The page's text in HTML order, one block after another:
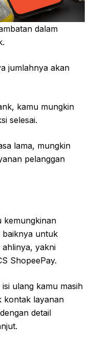
dalam
jumlahnya akan
kamu mungkin
selesai.
lama, mungkin
pelanggan
kemungkinan
baiknya untuk
yakni
ShopeePay.
ulang kamu masih
kontak layanan
detail